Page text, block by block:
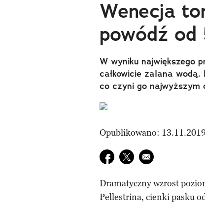
Wenecja
powódź
W wyniku największego
całkowicie zalana wodą.
co czyni go najwyższym
Opublikowano:
Udostępnij na facebook
Udostępnij na twitter
E-mail do
Dramatyczny wzrost
Pellestrina, cienki pasku